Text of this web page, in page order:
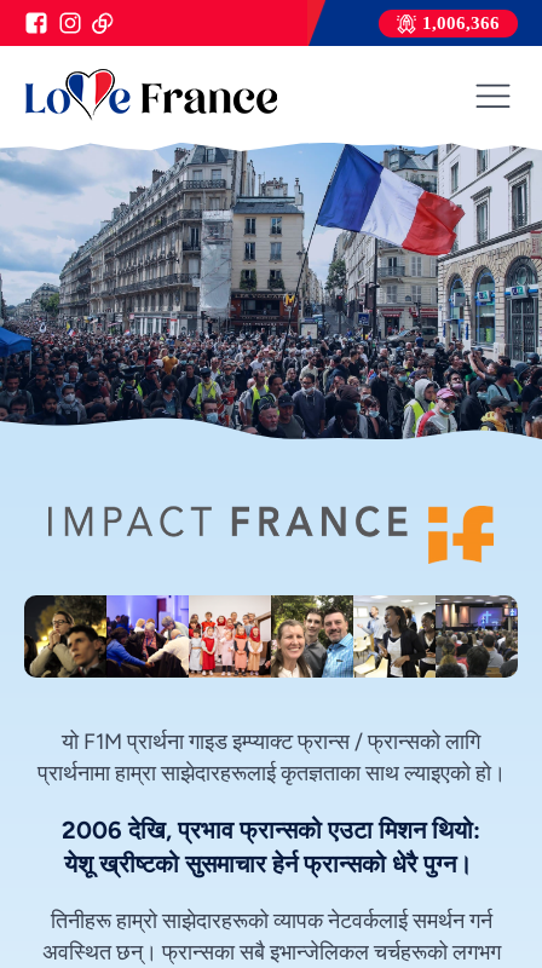
1,006,366
यो F1M प्रार्थना गाइड इम्प्याक्ट फ्रान्स / फ्रान्सको लागि
प्रार्थनामा हाम्रा साझेदारहरूलाई कृतज्ञताका साथ ल्याइएको हो।
2006 देखि, प्रभाव फ्रान्सको एउटा मिशन थियो:
येशू ख्रीष्टको सुसमाचार हेर्न फ्रान्सको धेरै पुग्न।
तिनीहरू हाम्रो साझेदारहरूको व्यापक नेटवर्कलाई समर्थन गर्न
अवस्थित छन्। फ्रान्सका सबै इभान्जेलिकल चर्चहरूको लगभग